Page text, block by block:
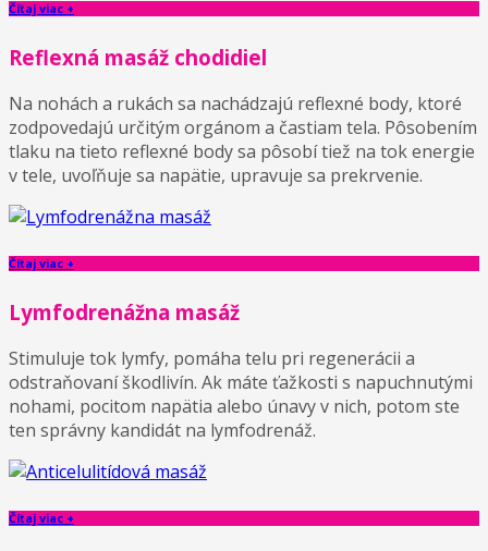
Čítaj viac +
Reflexná masáž chodidiel
Na nohách a rukách sa nachádzajú reflexné body, ktoré
zodpovedajú určitým orgánom a častiam tela. Pôsobením
tlaku na tieto reflexné body sa pôsobí tiež na tok energie
v tele, uvoľňuje sa napätie, upravuje sa prekrvenie.
Čítaj viac +
Lymfodrenážna masáž
Stimuluje tok lymfy, pomáha telu pri regenerácii a
odstraňovaní škodlivín. Ak máte ťažkosti s napuchnutými
nohami, pocitom napätia alebo únavy v nich, potom ste
ten správny kandidát na lymfodrenáž.
Čítaj viac +